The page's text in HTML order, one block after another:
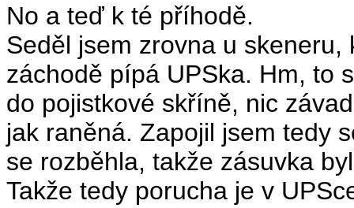
No a teď k té příhodě.
Seděl jsem zrovna u
záchodě pípá UPSka. Hm, to
do pojistkové skříně, nic
jak raněná. Zapojil jsem tedy
se rozběhla, takže zásuvka
Takže tedy porucha je v